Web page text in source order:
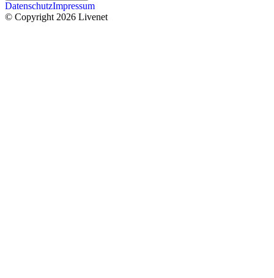
DatenschutzImpressum
© Copyright 2026 Livenet